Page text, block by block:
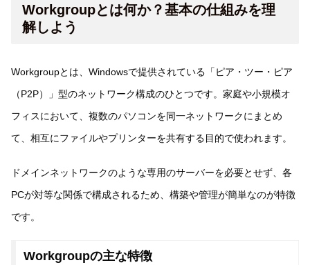
Workgroupとは何か？基本の仕組みを理
解しよう
Workgroupとは、Windowsで提供されている「ピア・ツー・ピア
（P2P）」型のネットワーク構成のひとつです。家庭や小規模オ
フィスにおいて、複数のパソコンを同一ネットワークにまとめ
て、相互にファイルやプリンターを共有する目的で使われます。
ドメインネットワークのような専用のサーバーを必要とせず、各
PCが対等な関係で構成されるため、構築や管理が簡単なのが特徴
です。
Workgroupの主な特徴